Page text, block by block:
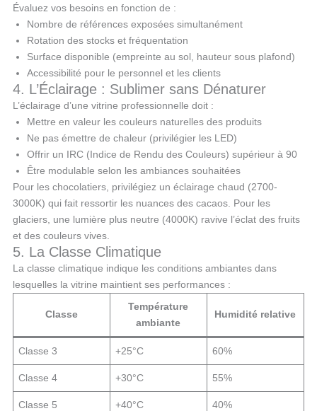
Évaluez vos besoins en fonction de :
Nombre de références exposées simultanément
Rotation des stocks et fréquentation
Surface disponible (empreinte au sol, hauteur sous plafond)
Accessibilité pour le personnel et les clients
4. L’Éclairage : Sublimer sans Dénaturer
L’éclairage d’une vitrine professionnelle doit :
Mettre en valeur les couleurs naturelles des produits
Ne pas émettre de chaleur (privilégier les LED)
Offrir un IRC (Indice de Rendu des Couleurs) supérieur à 90
Être modulable selon les ambiances souhaitées
Pour les chocolatiers, privilégiez un éclairage chaud (2700-
3000K) qui fait ressortir les nuances des cacaos. Pour les
glaciers, une lumière plus neutre (4000K) ravive l’éclat des fruits
et des couleurs vives.
5. La Classe Climatique
La classe climatique indique les conditions ambiantes dans
lesquelles la vitrine maintient ses performances :
Classe
Température
ambiante
Humidité relative
Classe 3 +25°C 60%
Classe 4 +30°C 55%
Classe 5 +40°C 40%